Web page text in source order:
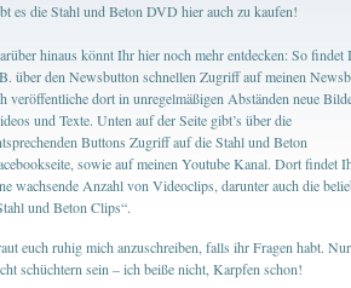
es die Stahl und Beton DVD hier auch zu kaufen!
hinaus könnt Ihr hier noch mehr entdecken: So findet
über den Newsbutton schnellen Zugriff auf meinen
veröffentliche dort in unregelmäßigen Abständen neue
und Texte. Unten auf der Seite gibt’s über die
Buttons Zugriff auf die Stahl und Beton
sowie auf meinen Youtube Kanal. Dort findet
wachsende Anzahl von Videoclips, darunter auch die
und Beton Clips“.
euch ruhig mich anzuschreiben, falls ihr Fragen habt. Nur
schüchtern sein – ich beiße nicht, Karpfen schon!